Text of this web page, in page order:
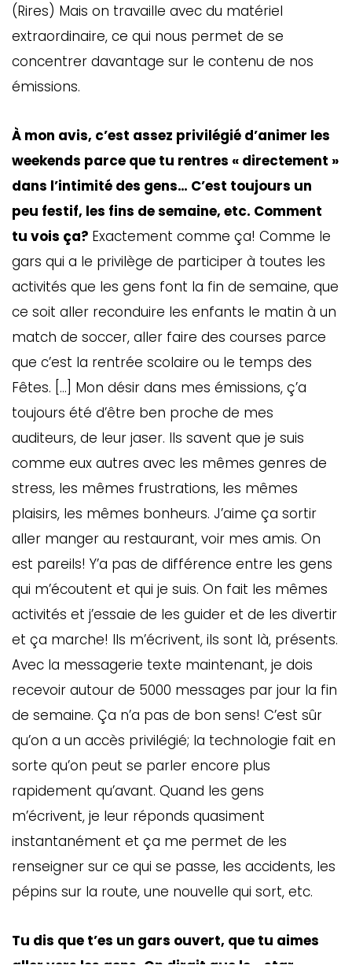
(Rires) Mais on travaille avec du matériel
extraordinaire, ce qui nous permet de se
concentrer davantage sur le contenu de nos
émissions.
À mon avis, c’est assez privilégié d’animer les
weekends parce que tu rentres « directement »
dans l’intimité des gens… C’est toujours un
peu festif, les fins de semaine, etc. Comment
tu vois ça? Exactement comme ça! Comme le
gars qui a le privilège de participer à toutes les
activités que les gens font la fin de semaine, que
ce soit aller reconduire les enfants le matin à un
match de soccer, aller faire des courses parce
que c’est la rentrée scolaire ou le temps des
Fêtes. […] Mon désir dans mes émissions, ç’a
toujours été d’être ben proche de mes
auditeurs, de leur jaser. Ils savent que je suis
comme eux autres avec les mêmes genres de
stress, les mêmes frustrations, les mêmes
plaisirs, les mêmes bonheurs. J’aime ça sortir
aller manger au restaurant, voir mes amis. On
est pareils! Y’a pas de différence entre les gens
qui m’écoutent et qui je suis. On fait les mêmes
activités et j’essaie de les guider et de les divertir
et ça marche! Ils m’écrivent, ils sont là, présents.
Avec la messagerie texte maintenant, je dois
recevoir autour de 5000 messages par jour la fin
de semaine. Ça n’a pas de bon sens! C’est sûr
qu’on a un accès privilégié; la technologie fait en
sorte qu’on peut se parler encore plus
rapidement qu’avant. Quand les gens
m’écrivent, je leur réponds quasiment
instantanément et ça me permet de les
renseigner sur ce qui se passe, les accidents, les
pépins sur la route, une nouvelle qui sort, etc.
Tu dis que t’es un gars ouvert, que tu aimes
aller vers les gens. On dirait que le « star-